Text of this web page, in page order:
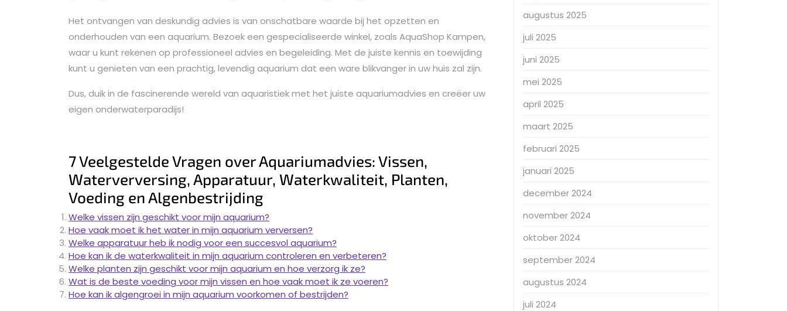
Het ontvangen van deskundig advies is van onschatbare waarde bij het opzetten en
onderhouden van een aquarium. Bezoek een gespecialiseerde winkel, zoals AquaShop Kampen,
waar u kunt rekenen op professioneel advies en begeleiding. Met de juiste kennis en toewijding
kunt u genieten van een prachtig, levendig aquarium dat een ware blikvanger in uw huis zal zijn.
Dus, duik in de fascinerende wereld van aquaristiek met het juiste aquariumadvies en creëer uw
eigen onderwaterparadijs!
7 Veelgestelde Vragen over Aquariumadvies: Vissen,
Waterverversing, Apparatuur, Waterkwaliteit, Planten,
Voeding en Algenbestrijding
Welke vissen zijn geschikt voor mijn aquarium?
Hoe vaak moet ik het water in mijn aquarium verversen?
Welke apparatuur heb ik nodig voor een succesvol aquarium?
Hoe kan ik de waterkwaliteit in mijn aquarium controleren en verbeteren?
Welke planten zijn geschikt voor mijn aquarium en hoe verzorg ik ze?
Wat is de beste voeding voor mijn vissen en hoe vaak moet ik ze voeren?
Hoe kan ik algengroei in mijn aquarium voorkomen of bestrijden?
augustus 2025
juli 2025
juni 2025
mei 2025
april 2025
maart 2025
februari 2025
januari 2025
december 2024
november 2024
oktober 2024
september 2024
augustus 2024
juli 2024